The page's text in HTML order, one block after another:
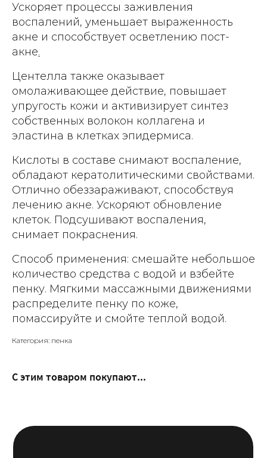
Ускоряет процессы заживления
воспалений, уменьшает выраженность
акне и способствует осветлению пост-
акне.
Центелла также оказывает
омолаживающее действие, повышает
упругость кожи и активизирует синтез
собственных волокон коллагена и
эластина в клетках эпидермиса.
Кислоты в составе снимают воспаление,
обладают кератолитическими свойствами.
Отлично обеззараживают, способствуя
лечению акне. Ускоряют обновление
клеток. Подсушивают воспаления,
снимает покраснения.
Способ применения: смешайте небольшое
количество средства с водой и взбейте
пенку. Мягкими массажными движениями
распределите пенку по коже,
помассируйте и смойте теплой водой.
Категория: пенка
С этим товаром покупают...